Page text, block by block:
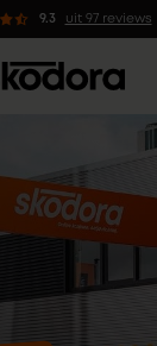
9.3 uit 97 reviews